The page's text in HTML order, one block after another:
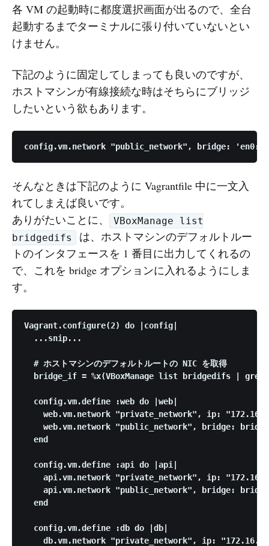
各 VM の起動時に都度選択画面が出るので、全台
起動するまでターミナルに張り付いていないとい
けません。
下記のように固定してしまっても良いのですが、
ホストマシンが有線接続な時はそちらにブリッジ
したいという欲もあります。
そんなときは下記のように Vagrantfile 中に一文入
れてしまえば良いです。
ありがたいことに、
VBoxManage list
bridgedifs
は、ホストマシンのデフォルトルー
トのインタフェースを 1 番目に出力してくれるの
で、これを bridge オプションに入れるようにしま
す。
Vagrant.configure(2) do |config|
  ...snip...
  # ホストマシンのデフォルトルートの NIC を取得
bridge_if = %x(VBoxManage list bridgedifs |
  config.vm.define :web do |web|
web.vm.network "private_network", ip:
web.vm.network "public_network", bridge:
  end
  config.vm.define :api do |api|
api.vm.network "private_network", ip:
api.vm.network "public_network", bridge:
  end
  config.vm.define :db do |db|
db.vm.network "private_network", ip: